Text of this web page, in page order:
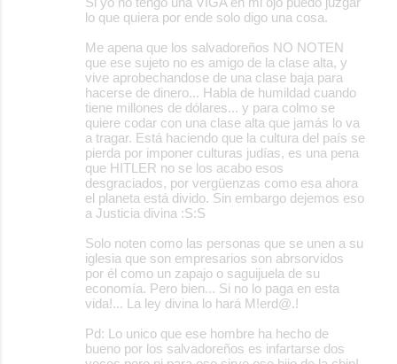
lo que quiera por ende solo digo una cosa.
Me apena que los salvadoreños NO NOTEN
que ese sujeto no es amigo de la clase alta, y
vive aprobechandose de una clase baja para
hacerse de dinero... Habla de humildad cuando
tiene millones de dólares... y para colmo se
quiere codar con una clase alta que jamás lo va
a tragar. Está haciendo que la cultura del país se
pierda por imponer culturas judías, es una pena
que HITLER no se los acabo esos
desgraciados, por vergüenzas como esa ahora
el planeta está divido. Sin embargo dejemos eso
a Justicia divina :S:S
Solo noten como las personas que se unen a su
iglesia que son empresarios son abrsorvidos
por él como un zapajo o saguijuela de su
economía. Pero bien... Si no lo paga en esta
vida!... La ley divina lo hará M!erd@.!
Pd: Lo unico que ese hombre ha hecho de
bueno por los salvadoreños es infartarse dos